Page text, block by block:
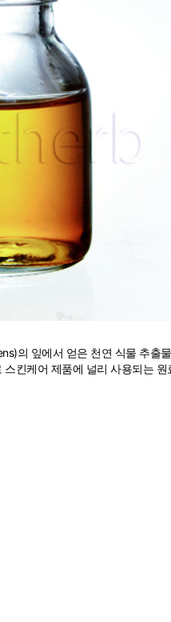
의 잎에서 얻은 천연 식물 추출
킨케어 제품에 널리 사용되는 원